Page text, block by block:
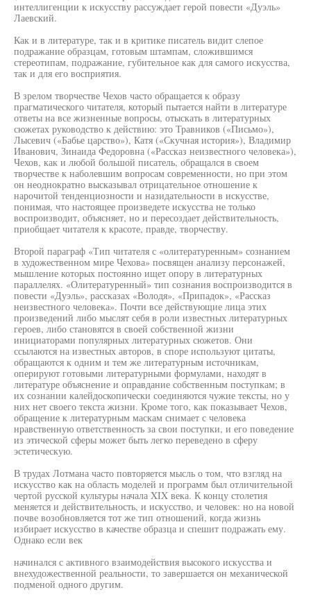
интеллигенции к искусству рассуждает герой повести «Дуэль»
Лаевский.
Как и в литературе, так и в критике писатель видит слепое
подражание образцам, готовым штампам, сложившимся
стереотипам, подражание, губительное как для самого искусства,
так и для его восприятия.
В зрелом творчестве Чехов часто обращается к образу
прагматического читателя, который пытается найти в литературе
ответы на все жизненные вопросы, отыскать в литературных
сюжетах руководство к действию: это Травников («Письмо»),
Лысевич («Бабье царство»), Катя («Скучная история»), Владимир
Иванович, Зинаида Федоровна («Рассказ неизвестного человека»),
Чехов, как и любой большой писатель, обращался в своем
творчестве к наболевшим вопросам современности, но при этом
он неоднократно высказывал отрицательное отношение к
нарочитой тенденциозности и назидательности в искусстве,
понимая, что настоящее произведете искусства не только
воспроизводит, объясняет, но и пересоздает действительность,
приобщает читателя к красоте, правде, творчеству.
Второй параграф «Тип читателя с «олитературенным» сознанием
в художественном мире Чехова» посвящен анализу персонажей,
мышление которых постоянно ищет опору в литературных
параллелях. «Олитературенный» тип сознания воспроизводится в
повести «Дуэль», рассказах «Володя», «Припадок», «Рассказ
неизвестного человека». Почти все действующие лица этих
произведений либо мыслят себя в роли известных литературных
героев, либо становятся в своей собственной жизни
инициаторами популярных литературных сюжетов. Они
ссылаются на известных авторов, в споре используют цитаты,
обращаются к одним и тем же литературным источникам,
оперируют готовыми литературными формулами, находят в
литературе объяснение и оправдание собственным поступкам; в
их сознании калейдоскопически соединяются чужие тексты, но у
них нет своего текста жизни. Кроме того, как показывает Чехов,
обращение к литературным маскам снимает с человека
нравственную ответственность за свои поступки, и его поведение
из этической сферы может быть легко переведено в сферу
эстетическую.
В трудах Лотмана часто повторяется мысль о том, что взгляд на
искусство как на область моделей и программ был отличительной
чертой русской культуры начала XIX века. К концу столетия
меняется и действительность, и искусство, и человек: но на новой
почве возобновляется тот же тип отношений, когда жизнь
избирает искусство в качестве образца и спешит подражать ему.
Однако если век
начинался с активного взаимодействия высокого искусства и
внехудожественной реальности, то завершается он механической
подменой одного другим.